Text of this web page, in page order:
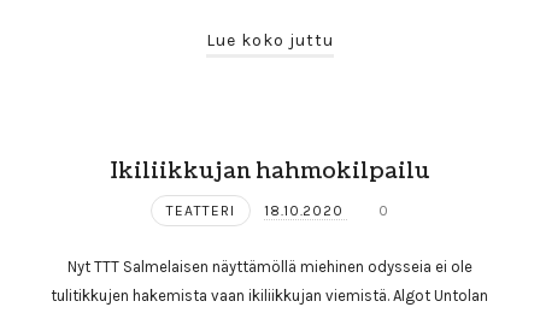
Lue koko juttu
Ikiliikkujan hahmokilpailu
TEATTERI 18.10.2020 0
Nyt TTT Salmelaisen näyttämöllä miehinen odysseia ei ole
tulitikkujen hakemista vaan ikiliikkujan viemistä. Algot Untolan